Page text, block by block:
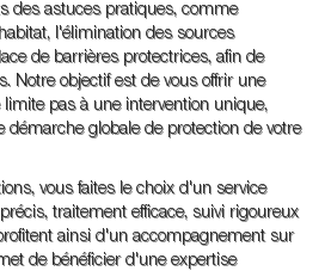
des astuces pratiques, comme
l'élimination des sources
de barrières protectrices, afin de
Notre objectif est de vous offrir une
pas à une intervention unique,
globale de protection de votre
vous faites le choix d'un service
traitement efficace, suivi rigoureux
ainsi d'un accompagnement sur
de bénéficier d'une expertise